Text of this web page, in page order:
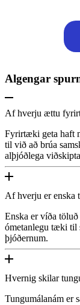
Algengar
Af hverju ættu
Fyrirtæki geta haft
til við að brúa
alþjóðlega
Af hverju er enska
Enska er víða
ómetanlegu tæki til
þjóðernum.
Hvernig skilar
Tungumálanám er